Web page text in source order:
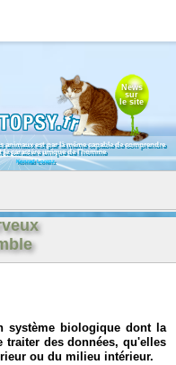
News
sur
le site
animaux est par là même capable de comprendre
le caractère unique de l'homme
Konrad Lorenz
système biologique dont la
des données, qu'elles
ou du milieu intérieur.